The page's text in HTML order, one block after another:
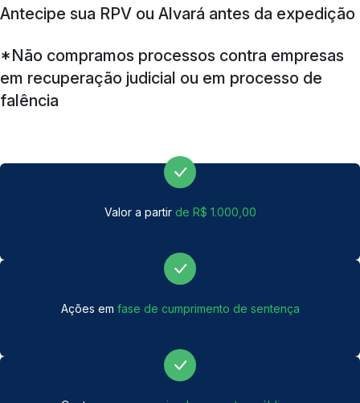
Antecipe sua RPV ou Alvará antes da expedição
*Não compramos processos contra empresas
em recuperação judicial ou em processo de
falência
Valor a partir de R$ 1.000,00
Ações em fase de cumprimento de sentença